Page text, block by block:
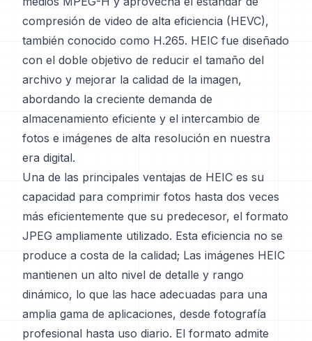
compresión de video de alta eficiencia (HEVC),
también conocido como H.265. HEIC fue diseñado
con el doble objetivo de reducir el tamaño del
archivo y mejorar la calidad de la imagen,
abordando la creciente demanda de
almacenamiento eficiente y el intercambio de
fotos e imágenes de alta resolución en nuestra
era digital.
Una de las principales ventajas de HEIC es su
capacidad para comprimir fotos hasta dos veces
más eficientemente que su predecesor, el formato
JPEG ampliamente utilizado. Esta eficiencia no se
produce a costa de la calidad; Las imágenes HEIC
mantienen un alto nivel de detalle y rango
dinámico, lo que las hace adecuadas para una
amplia gama de aplicaciones, desde fotografía
profesional hasta uso diario. El formato admite